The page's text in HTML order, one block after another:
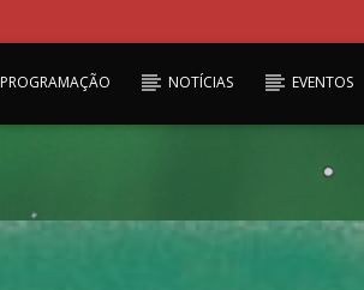
PROGRAMAÇÃO NOTÍCIAS EVENTOS